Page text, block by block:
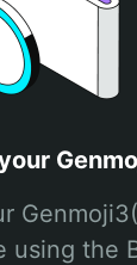
using the